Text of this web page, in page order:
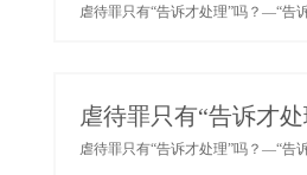
虐待罪只有“告诉才处理”吗？—“告
虐待罪只有“告诉才
虐待罪只有“告诉才处理”吗？—“告